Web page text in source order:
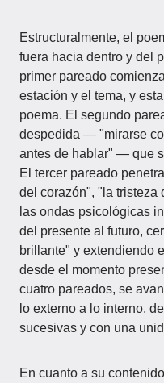
Estructuralmente, el
fuera hacia dentro y del
primer pareado
estación y el tema, y
poema. El segundo
despedida — "mirarse
antes de hablar" — que
El tercer pareado
del corazón", "la
las ondas psicológicas
del presente al futuro,
brillante" y extendiendo
desde el momento
cuatro pareados, se
lo externo a lo interno,
sucesivas y con una
En cuanto a su